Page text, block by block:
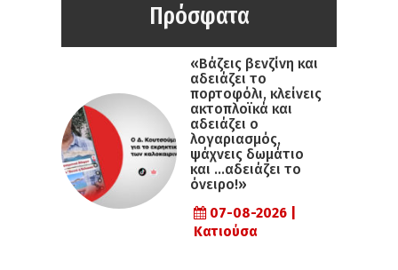
Πρόσφατα
«Βάζεις βενζίνη και
αδειάζει το
πορτοφόλι, κλείνεις
ακτοπλοϊκά και
αδειάζει ο
λογαριασμός,
ψάχνεις δωμάτιο
και …αδειάζει το
όνειρο!»
07-08-2026 |
Κατιούσα